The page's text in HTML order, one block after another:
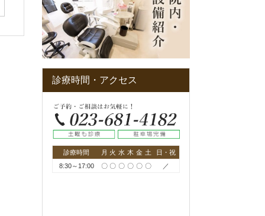
診療時間・アクセス
診療時間 月 火 水 木 金 土
日・祝
8:30～17:00
〇 〇 〇 〇 〇 〇 ／